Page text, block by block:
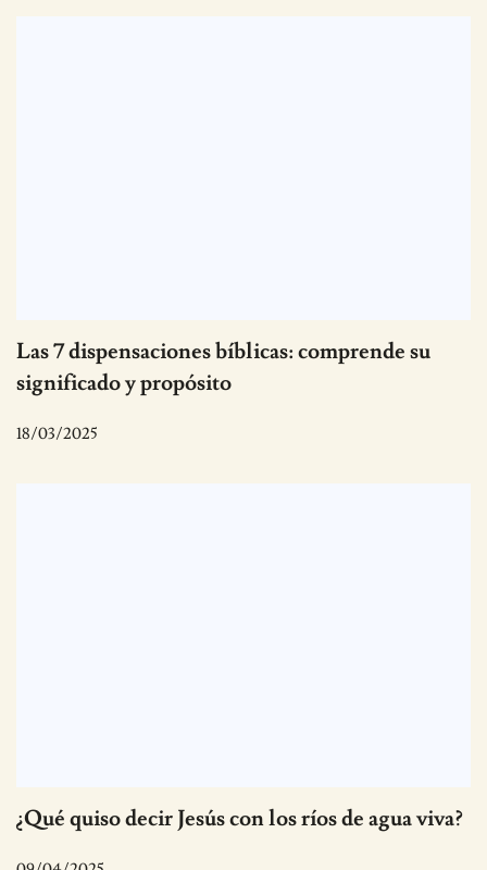
Las 7 dispensaciones bíblicas: comprende su
significado y propósito
18/03/2025
¿Qué quiso decir Jesús con los ríos de agua viva?